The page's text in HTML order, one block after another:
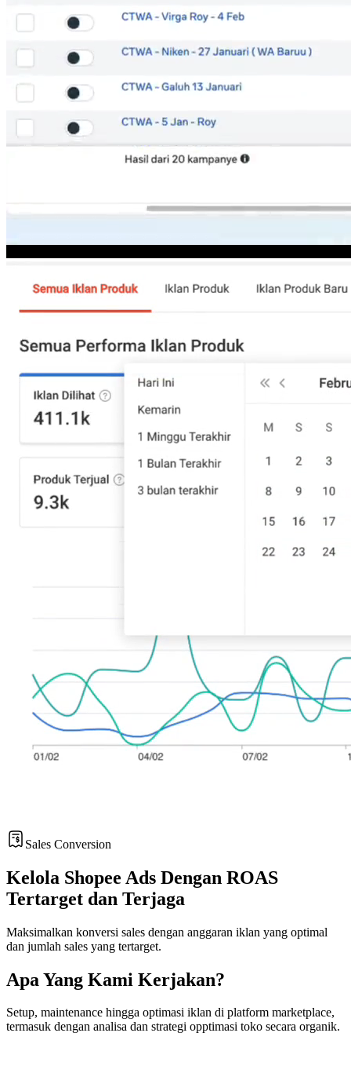
Sales Conversion
Kelola Shopee Ads Dengan ROAS
Tertarget dan Terjaga
Maksimalkan konversi sales dengan anggaran iklan yang optimal
dan jumlah sales yang tertarget.
Apa Yang Kami Kerjakan?
Setup, maintenance hingga optimasi iklan di platform marketplace,
termasuk dengan analisa dan strategi opptimasi toko secara organik.